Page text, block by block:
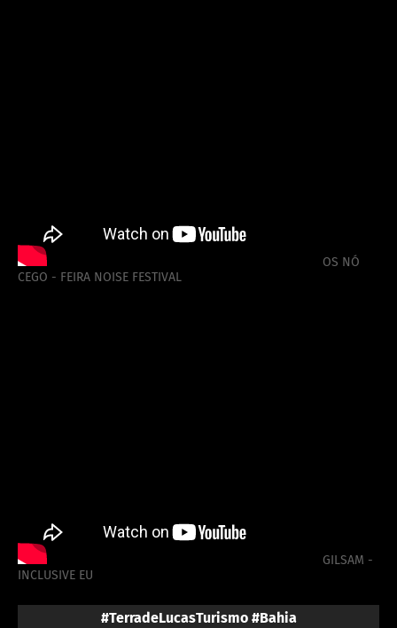
OS NÓ
CEGO - FEIRA NOISE FESTIVAL
GILSAM -
INCLUSIVE EU
#TerradeLucasTurismo #Bahia